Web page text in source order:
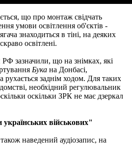
що про монтаж свідчать
умови освітлення об'єктів -
знаходиться в тіні, на деяких
освітлені.
зазначили, що на знімках, які
Бука на Донбасі,
рухається заднім ходом. Для таких
необхідний регулювальник
оскільки ЗРК не має дзеркал
військових"
наведений аудіозапис, на